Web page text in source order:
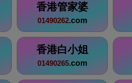
香港管家婆
01490262.com
香港白小姐
01490265.com